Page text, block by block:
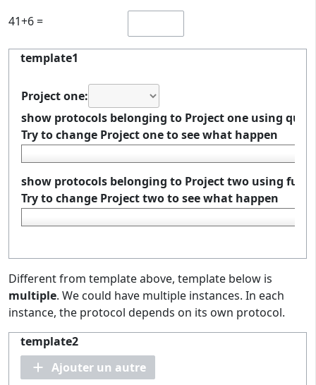
41+6 =
template1
Project one:
show protocols belonging to Project one using
Try to change Project one to see what happen
show protocols belonging to Project two using
Try to change Project two to see what happen
Different from template above, template below is
multiple. We could have multiple instances. In each
instance, the protocol depends on its own protocol.
template2
Ajouter un autre